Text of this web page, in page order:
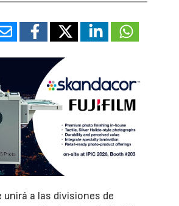
unirá a las divisiones de